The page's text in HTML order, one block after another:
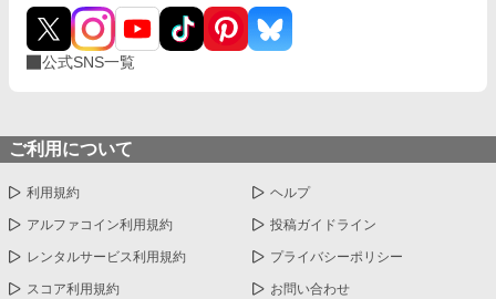
公式SNS一覧
ご利用について
利用規約 ヘルプ
アルファコイン利用規約 投稿ガイドライン
レンタルサービス利用規約 プライバシーポリシー
スコア利用規約 お問い合わせ